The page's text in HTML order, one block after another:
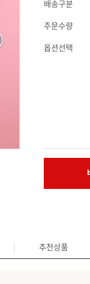
배송구분
주문수량
옵션선택
추천상품